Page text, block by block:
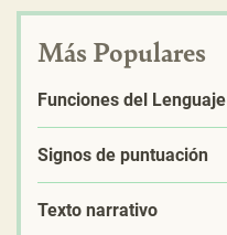
Más Populares
Funciones del Lenguaje
Signos de puntuación
Texto narrativo